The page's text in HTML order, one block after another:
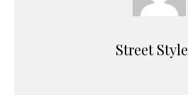
Street Style